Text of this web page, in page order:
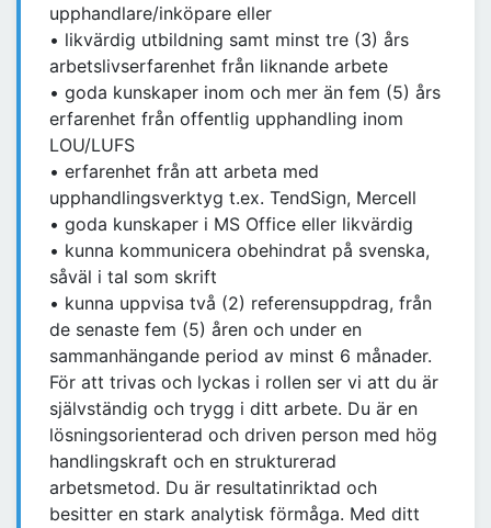
upphandlare/inköpare eller
• likvärdig utbildning samt minst tre (3) års
arbetslivserfarenhet från liknande arbete
• goda kunskaper inom och mer än fem (5) års
erfarenhet från offentlig upphandling inom
LOU/LUFS
• erfarenhet från att arbeta med
upphandlingsverktyg t.ex. TendSign, Mercell
• goda kunskaper i MS Office eller likvärdig
• kunna kommunicera obehindrat på svenska,
såväl i tal som skrift
• kunna uppvisa två (2) referensuppdrag, från
de senaste fem (5) åren och under en
sammanhängande period av minst 6 månader.
För att trivas och lyckas i rollen ser vi att du är
självständig och trygg i ditt arbete. Du är en
lösningsorienterad och driven person med hög
handlingskraft och en strukturerad
arbetsmetod. Du är resultatinriktad och
besitter en stark analytisk förmåga. Med ditt